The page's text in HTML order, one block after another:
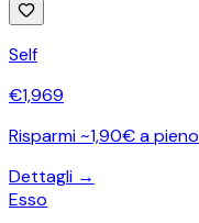
Self
€1,969
Risparmi ~1,90€ a pieno
Dettagli →
Esso